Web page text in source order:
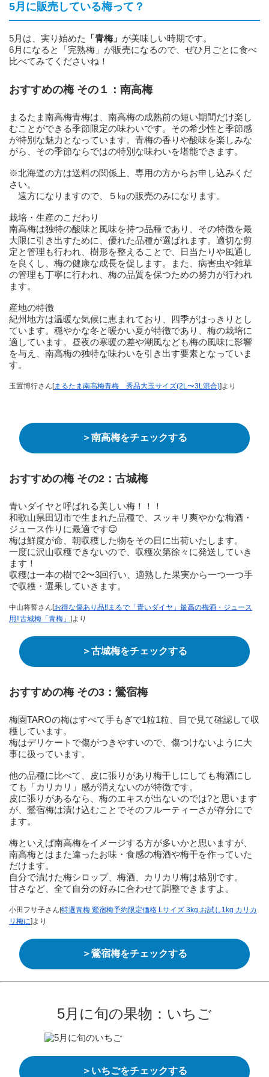
5月に販売している梅って？
5月は、実り始めた 「青梅」 が美味しい時期です。
6月になると「完熟梅」が販売になるので、ぜひ月ごとに食べ
比べてみてくださいね！
おすすめの梅 その１：南高梅
まるたま南高梅青梅は、南高梅の成熟前の短い期間だけ楽し
むことができる季節限定の味わいです。その希少性と季節感
が特別な魅力となっています。青梅の香りや酸味を楽しみな
がら、その季節ならではの特別な味わいを堪能できます。
※北海道の方は送料の関係上、専用の方からお申し込みくだ
さい。
遠方になりますので、５㎏の販売のみになります。
栽培・生産のこだわり
南高梅は独特の酸味と風味を持つ品種であり、その特徴を最
大限に引き出すために、優れた品種が選ばれます。適切な剪
定と管理も行われ、樹形を整えることで、日当たりや風通し
を良くし、梅の健康な成長を促します。また、病害虫や雑草
の管理も丁寧に行われ、梅の品質を保つための努力が行われ
ます。
産地の特徴
紀州地方は温暖な気候に恵まれており、四季がはっきりとし
ています。穏やかな冬と暖かい夏が特徴であり、梅の栽培に
適しています。昼夜の寒暖の差や潮風なども梅の風味に影響
を与え、南高梅の独特な味わいを引き出す要素となっていま
す。
玉置博行さん[まるたま南高梅青梅 秀品大玉サイズ(2L〜3L混合)]より
＞南高梅をチェックする
おすすめの梅 その2：古城梅
青いダイヤと呼ばれる美しい梅！！！
和歌山県田辺市で生まれた品種で、スッキリ爽やかな梅酒・
ジュース作りに最適です😊
梅は鮮度が命、朝収穫した物をその日に出荷いたします。
一度に沢山収穫できないので、収穫次第徐々に発送していき
ます！
収穫は一本の樹で2〜3回行い、適熟した果実から一つ一つ手
で収穫・選果していきます。
中山将誓さん[お得な傷あり品‼︎まるで「青いダイヤ」最高の梅酒・ジュース
用‼︎古城梅「青梅」 ]より
＞古城梅をチェックする
おすすめの梅 その3：鶯宿梅
梅園TAROの梅はすべて手もぎで1粒1粒、目で見て確認して収
穫しています。
梅はデリケートで傷がつきやすいので、傷つけないように大
事に扱っています。
他の品種に比べて、皮に張りがあり梅干しにしても梅酒にし
ても「カリカリ」感が消えないのが特徴です。
皮に張りがあるなら、梅のエキスが出ないのでは?と思います
が、鶯宿梅は漬け込むことでそのフルーティーさが存分にで
ます。
梅といえば南高梅をイメージする方が多いかと思いますが、
南高梅とはまた違ったお味・食感の梅酒や梅干を作っていた
だけます。
自分で漬けた梅シロップ、梅酒、カリカリ梅は格別です。
甘さなど、全て自分の好みに合わせて調整できますよ。
小田フサ子さん[特選青梅 鶯宿梅予約限定価格 Lサイズ 3kg お試し1kg カリカ
リ梅に]より
＞鶯宿梅をチェックする
5月に旬の果物：いちご
＞いちごをチェックする